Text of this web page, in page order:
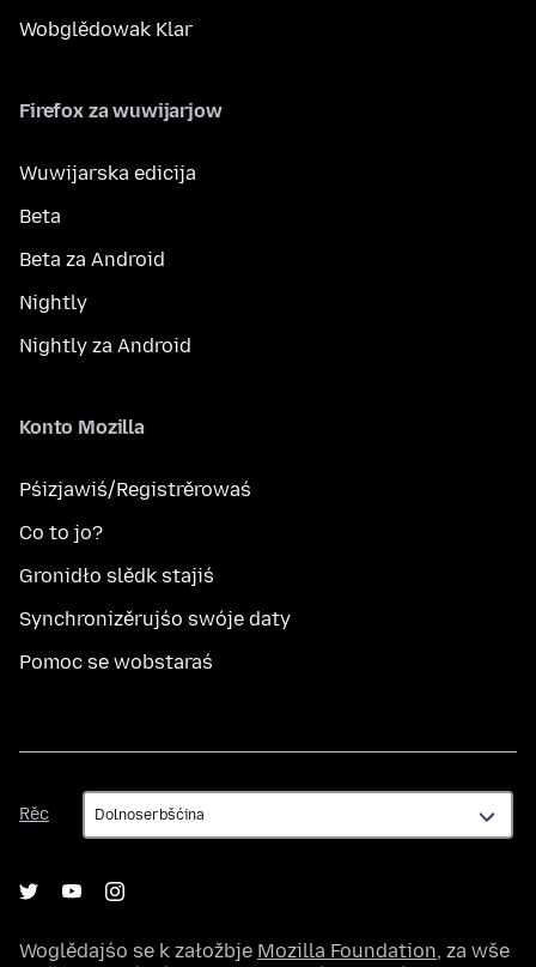
Wobglědowak Klar
Firefox za wuwijarjow
Wuwijarska edicija
Beta
Beta za Android
Nightly
Nightly za Android
Konto Mozilla
Pśizjawiś/Registrěrowaś
Co to jo?
Gronidło slědk stajiś
Synchronizěrujśo swóje daty
Pomoc se wobstaraś
Rěc
Rěc
Woglědajśo se k załožbje Mozilla Foundation, za wše